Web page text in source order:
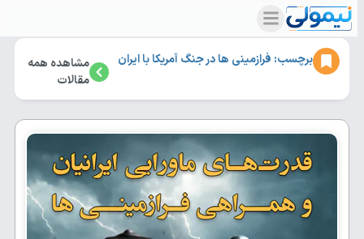
برچسب: فرازمینی ها در جنگ آمریکا با ایران
مشاهده همه
مقالات